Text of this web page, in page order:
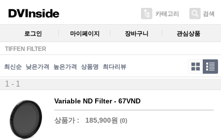
카테고리 검색
로그인 마이페이지 장바구니 관심상품
TIFFEN FILTER
최신순 낮은가격 높은가격 상품명 최다리뷰
1 - 1
Variable ND Filter - 67VND
상품가 : 185,900원 (0)